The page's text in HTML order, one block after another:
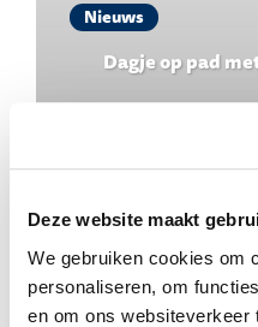
Deze website maakt
We gebruiken cookies om
personaliseren, om
en om ons websiteverkeer
Nieuws
Dagje op pad